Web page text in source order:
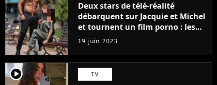
Deux stars de télé-réalité
débarquent sur Jacquie et Michel
et tournent un film porno : les
premières images du tournage
(exclu)
19 juin 2023
player2 TV